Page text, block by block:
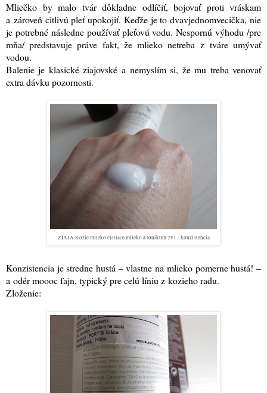
Mliečko by malo tvár dôkladne odlíčiť, bojovať proti vráskam
a zároveň citlivú pleť upokojiť. Keďže je to dvavjednomvecička, nie
je potrebné následne používať pleťovú vodu. Nespornú výhodu /pre
mňa/ predstavuje práve fakt, že mlieko netreba z tváre umývať
vodou.
Balenie je klasické ziajovské a nemyslím si, že mu treba venovať
extra dávku pozornosti.
ZIAJA Kozie mlieko čistiace mlieko a tonikum 2v1 - konzistencia
Konzistencia je stredne hustá – vlastne na mlieko pomerne hustá! –
a odér moooc fajn, typický pre celú líniu z kozieho radu.
Zloženie: